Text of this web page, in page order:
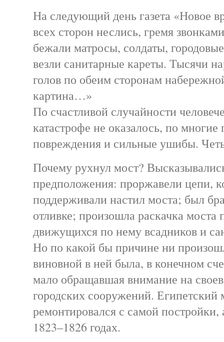
На следующий день газета «Новое
всех сторон неслись, гремя
бежали матросы, солдаты,
везли санитарные кареты. Тысячи
голов по обеим сторонам
картина…»
По счастливой случайности
катастрофе не оказалось, по многие
повреждения и сильные ушибы.
Почему рухнул мост?
предположения: проржавели цепи,
поддерживали настил моста; был
отливке; произошла раскачка
движущихся по нему всадников и
Но по какой бы причине ни
виновной в ней была, в конечном
мало обращавшая внимание на
городских сооружений. Египетский
ремонтировался с самой постройки,
1823–1826 годах.